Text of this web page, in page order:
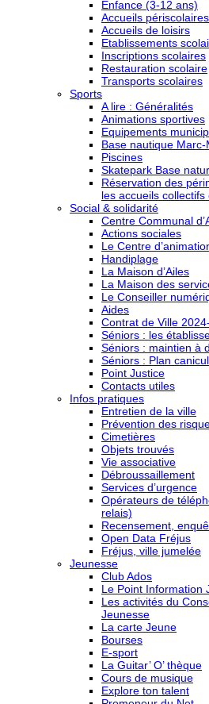
Enfance (3-12 ans)
Accueils périscolaires
Accueils de loisirs
Etablissements
Inscriptions scolaires
Restauration scolaire
Transports scolaires
Sports
A lire : Généralités
Animations sportives
Equipements
Base nautique Marc-
Piscines
Skatepark Base
Réservation des
les accueils
Social & solidarité
Centre Communal
Actions sociales
Le Centre
Handiplage
La Maison d’Ailes
La Maison des
Le Conseiller
Aides
Contrat de Ville
Séniors : les
Séniors : maintien à
Séniors : Plan
Point Justice
Contacts utiles
Infos pratiques
Entretien de la ville
Prévention des
Cimetières
Objets trouvés
Vie associative
Débroussaillement
Services d’urgence
Opérateurs de
relais)
Recensement,
Open Data Fréjus
Fréjus, ville jumelée
Jeunesse
Club Ados
Le Point Information
Les activités du
Jeunesse
La carte Jeune
Bourses
E-sport
La Guitar’ O’ thèque
Cours de musique
Explore ton talent